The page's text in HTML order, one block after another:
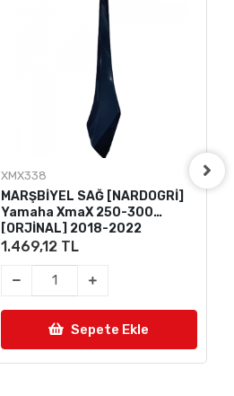
XMX338
MARŞBİYEL SAĞ [NARDOGRİ]
Yamaha XmaX 250-300
[ORJİNAL] 2018-2022
1.469,12 TL
Sepete Ekle